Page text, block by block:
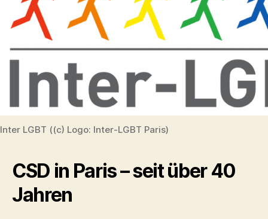
Inter LGBT ((c) Logo: Inter-LGBT Paris)
CSD in Paris – seit über 40
Jahren